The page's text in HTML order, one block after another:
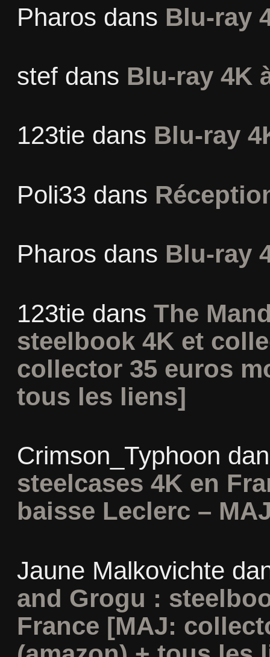
Pharos dans Blu-ray
stefdans Blu-ray 4K
123tie dans Blu-ray
Poli33 dans
Pharos dans Blu-ray
123tie dans The
steelbook 4K et
collector 35 euros
tous les liens]
Crimson_Typhoon
steelcases 4K en
baisse Leclerc –
Jaune Malkovichte
and Grogu :
France [MAJ: